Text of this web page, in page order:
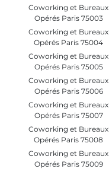
Coworking et Bureaux
Opérés Paris 75003
Coworking et Bureaux
Opérés Paris 75004
Coworking et Bureaux
Opérés Paris 75005
Coworking et Bureaux
Opérés Paris 75006
Coworking et Bureaux
Opérés Paris 75007
Coworking et Bureaux
Opérés Paris 75008
Coworking et Bureaux
Opérés Paris 75009